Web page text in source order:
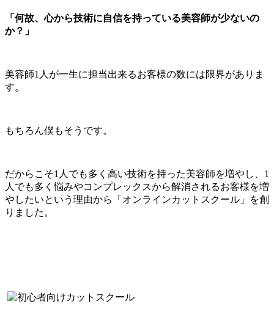
「何故、心から技術に自信を持っている美容師が少ないの
か？」
美容師1人が一生に担当出来るお客様の数には限界がありま
す。
もちろん僕もそうです。
だからこそ1人でも多く高い技術を持った美容師を増やし、1
人でも多く悩みやコンプレックスから解消されるお客様を増
やしたいという理由から「オンラインカットスクール」を創
りました。